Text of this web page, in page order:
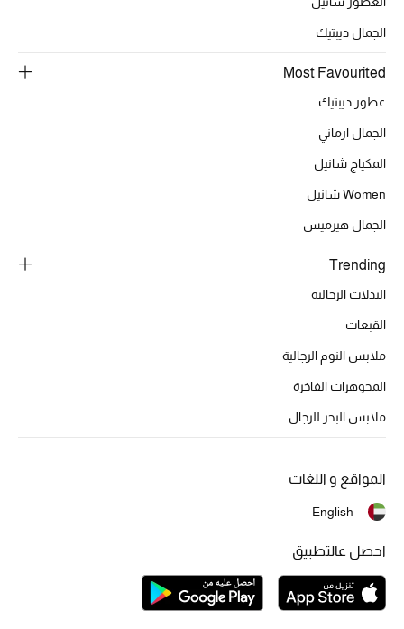
الحقائب النسائية
دليل ملتزمات الحقائب
حقائب الأطفال
أبرز المصممين
تسوقوا الحقائب
أحذية النسائية
الجمال ديبتيك
Most Favourited
عطور ديبتيك
الجمال ارماني
المكياج شانيل
Women شانيل
الجمال هيرميس
Trending
البدلات الرجالية
القبعات
ملابس النوم الرجالية
المجوهرات الفاخرة
ملابس البحر للرجال
المواقع و اللغات
English
احصل عالتطبيق